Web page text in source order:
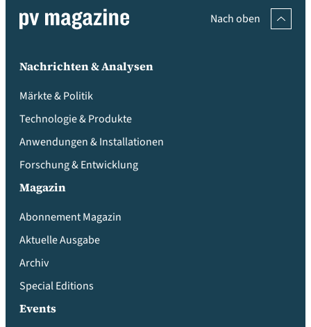
Nach oben
Nachrichten & Analysen
Märkte & Politik
Technologie & Produkte
Anwendungen & Installationen
Forschung & Entwicklung
Magazin
Abonnement Magazin
Aktuelle Ausgabe
Archiv
Special Editions
Events